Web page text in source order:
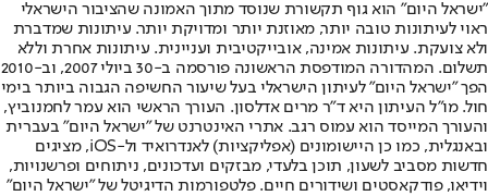
"ישראל היום" הוא גוף תקשורת שנוסד מתוך האמונה שהציבור הישראלי
ראוי לעיתונות טובה יותר, מאוזנת יותר ומדויקת יותר. עיתונות שמדברת
ולא צועקת. עיתונות אמינה, אובייקטיבית ועניינית. עיתונות אחרת וללא
תשלום. המהדורה המודפסת הראשונה פורסמה ב-30 ביולי 2007, וב-2010
הפך "ישראל היום" לעיתון הישראלי בעל שיעור החשיפה הגבוה ביותר בימי
חול. מו"ל העיתון היא ד"ר מרים אדלסון. העורך הראשי הוא עמר לחמנוביץ,
והעורך המייסד הוא עמוס רגב. אתרי האינטרנט של "ישראל היום" בעברית
ובאנגלית, כמו כן היישומונים (אפליקציות) לאנדרואיד ול-iOS, מציגים
חדשות מסביב לשעון, תוכן בלעדי, מבזקים ועדכונים, ניתוחים ופרשנויות,
וידיאו, פודקאסטים ושידורים חיים. פלטפורמות הדיגיטל של "ישראל היום"